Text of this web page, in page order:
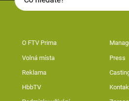
O FTV Prima
Volná místa Press
Reklama
HbbTV